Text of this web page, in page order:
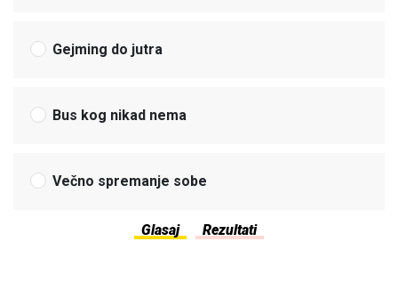
Gejming do jutra
Bus kog nikad nema
Večno spremanje sobe